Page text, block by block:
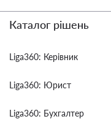
Каталог рішень
Liga360: Керівник
Liga360: Юрист
Liga360: Бухгалтер